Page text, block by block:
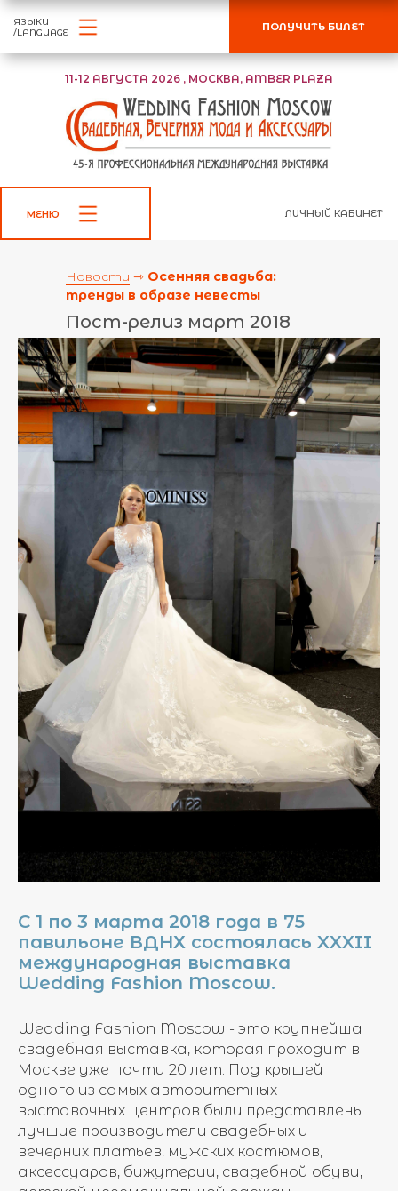
11-12 АВГУСТА 2026 , МОСКВА, AMBER PLAZA
ЛИЧНЫЙ КАБИНЕТ
ЯЗЫКИ
/LANGUAGE
ПОЛУЧИТЬ БИЛЕТ
МЕНЮ
Пост-релиз март 2018
Новости ⇾ Осенняя свадьба:
тренды в образе невесты
С 1 по 3 марта 2018 года в 75
павильоне ВДНХ состоялась XXXII
международная выставка
Wedding Fashion Moscow.
Wedding Fashion Moscow - это крупнейша
свадебная выставка, которая проходит в
Москве уже почти 20 лет. Под крышей
одного из самых авторитетных
выставочных центров были представлены
лучшие производители свадебных и
вечерних платьев, мужских костюмов,
аксессуаров, бижутерии, свадебной обуви,